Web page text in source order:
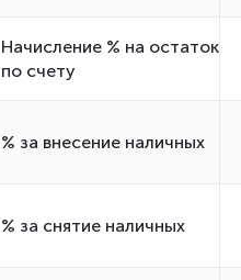
Начисление % на остаток
по счету
% за внесение наличных
% за снятие наличных